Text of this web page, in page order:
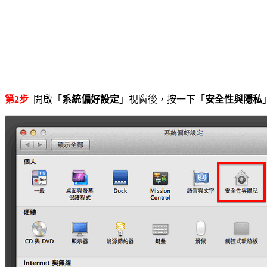
第2步 開啟「 系統偏好設定 」視窗後，按一下「 安全性與隱私